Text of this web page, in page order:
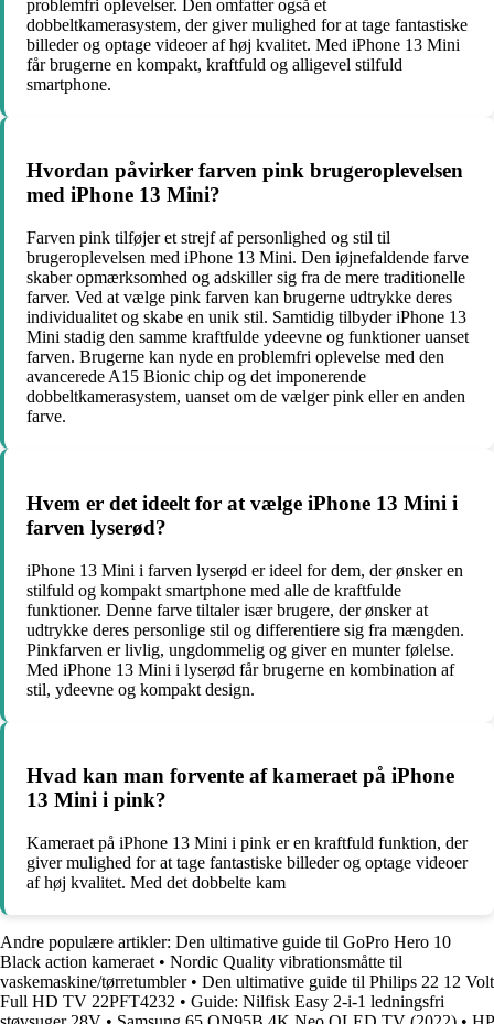
problemfri oplevelser. Den omfatter også et
dobbeltkamerasystem, der giver mulighed for at tage fantastiske
billeder og optage videoer af høj kvalitet. Med iPhone 13 Mini
får brugerne en kompakt, kraftfuld og alligevel stilfuld
smartphone.
Hvordan påvirker farven pink brugeroplevelsen
med iPhone 13 Mini?
Farven pink tilføjer et strejf af personlighed og stil til
brugeroplevelsen med iPhone 13 Mini. Den iøjnefaldende farve
skaber opmærksomhed og adskiller sig fra de mere traditionelle
farver. Ved at vælge pink farven kan brugerne udtrykke deres
individualitet og skabe en unik stil. Samtidig tilbyder iPhone 13
Mini stadig den samme kraftfulde ydeevne og funktioner uanset
farven. Brugerne kan nyde en problemfri oplevelse med den
avancerede A15 Bionic chip og det imponerende
dobbeltkamerasystem, uanset om de vælger pink eller en anden
farve.
Hvem er det ideelt for at vælge iPhone 13 Mini i
farven lyserød?
iPhone 13 Mini i farven lyserød er ideel for dem, der ønsker en
stilfuld og kompakt smartphone med alle de kraftfulde
funktioner. Denne farve tiltaler især brugere, der ønsker at
udtrykke deres personlige stil og differentiere sig fra mængden.
Pinkfarven er livlig, ungdommelig og giver en munter følelse.
Med iPhone 13 Mini i lyserød får brugerne en kombination af
stil, ydeevne og kompakt design.
Hvad kan man forvente af kameraet på iPhone
13 Mini i pink?
Kameraet på iPhone 13 Mini i pink er en kraftfuld funktion, der
giver mulighed for at tage fantastiske billeder og optage videoer
af høj kvalitet. Med det dobbelte kam
Andre populære artikler: Den ultimative guide til GoPro Hero 10
Black action kameraet • Nordic Quality vibrationsmåtte til
vaskemaskine/tørretumbler• Den ultimative guide til Philips 22 12 Volt
Full HD TV 22PFT4232 • Guide: Nilfisk Easy 2-i-1 ledningsfri